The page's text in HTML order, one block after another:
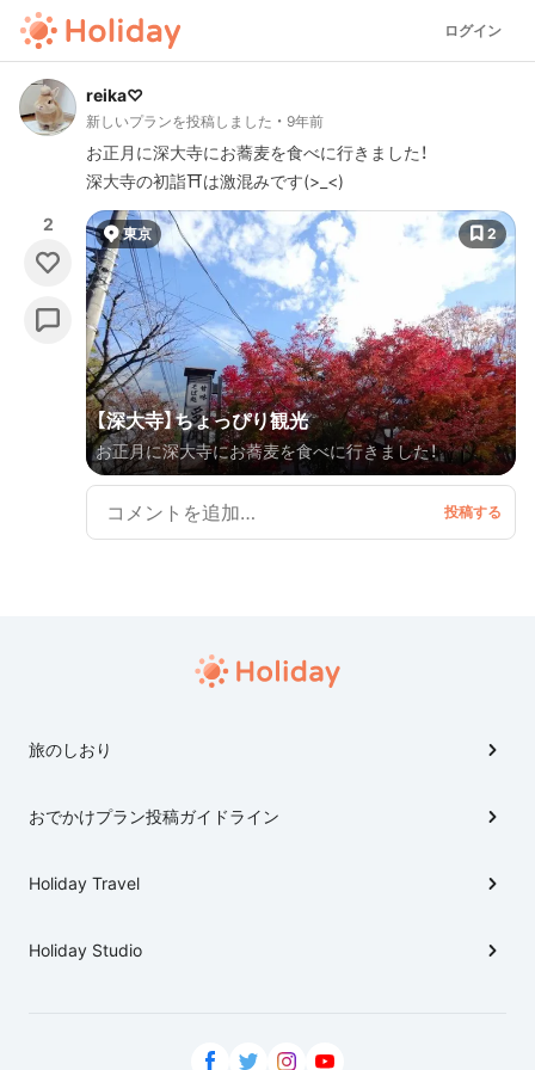
ログイン
reika♡
新しいプランを投稿しました 9年前
お正月に深大寺にお蕎麦を食べに行きました！
深大寺の初詣⛩は激混みです(>_<)
2 東京 2
【深大寺】ちょっぴり観光
お正月に深大寺にお蕎麦を食べに行きました！
旅のしおり
おでかけプラン投稿ガイドライン
Holiday Travel
Holiday Studio